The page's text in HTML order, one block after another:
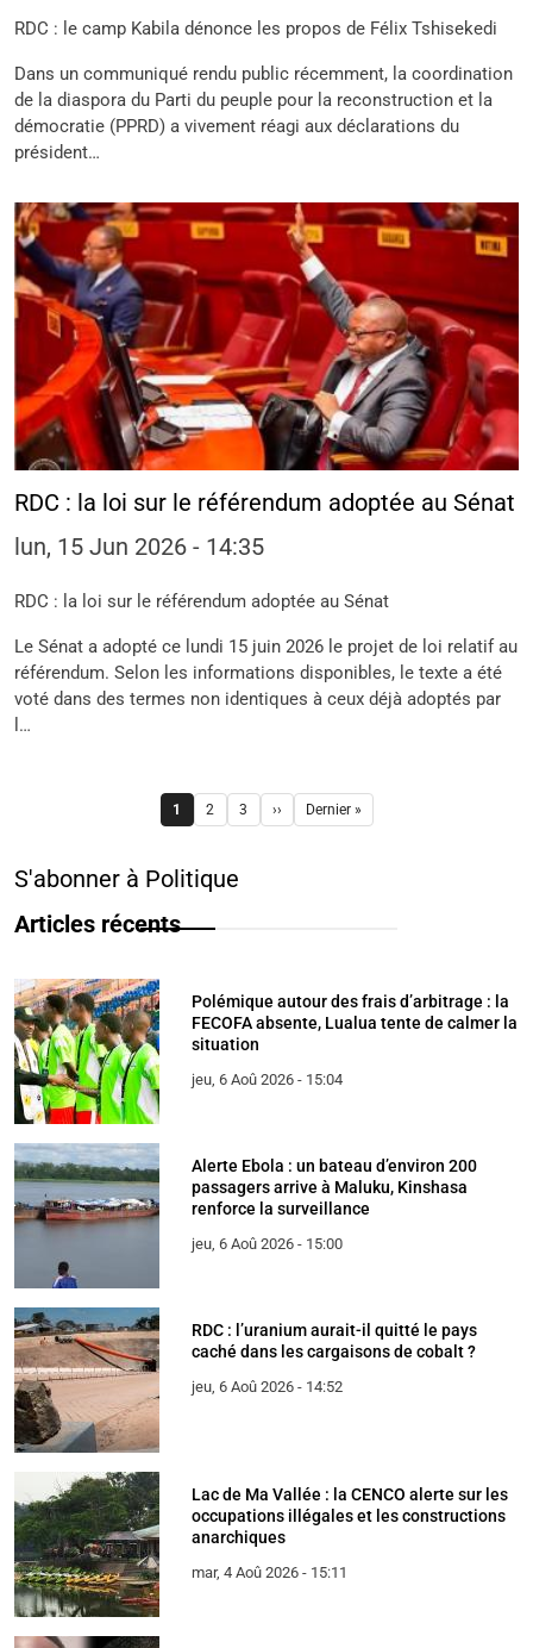
RDC : le camp Kabila dénonce les propos de Félix Tshisekedi
Dans un communiqué rendu public récemment, la coordination
de la diaspora du Parti du peuple pour la reconstruction et la
démocratie (PPRD) a vivement réagi aux déclarations du
président…
RDC : la loi sur le référendum adoptée au Sénat
lun, 15 Jun 2026 - 14:35
RDC : la loi sur le référendum adoptée au Sénat
Le Sénat a adopté ce lundi 15 juin 2026 le projet de loi relatif au
référendum. Selon les informations disponibles, le texte a été
voté dans des termes non identiques à ceux déjà adoptés par
l…
Pagination
Page
1 Page
2 Page
3 Page suivante
›› Dernière page
Dernier »
S'abonner à Politique
Articles récents
Polémique autour des frais d’arbitrage : la
FECOFA absente, Lualua tente de calmer la
situation
jeu, 6 Aoû 2026 - 15:04
Alerte Ebola : un bateau d’environ 200
passagers arrive à Maluku, Kinshasa
renforce la surveillance
jeu, 6 Aoû 2026 - 15:00
RDC : l’uranium aurait-il quitté le pays
caché dans les cargaisons de cobalt ?
jeu, 6 Aoû 2026 - 14:52
Lac de Ma Vallée : la CENCO alerte sur les
occupations illégales et les constructions
anarchiques
mar, 4 Aoû 2026 - 15:11